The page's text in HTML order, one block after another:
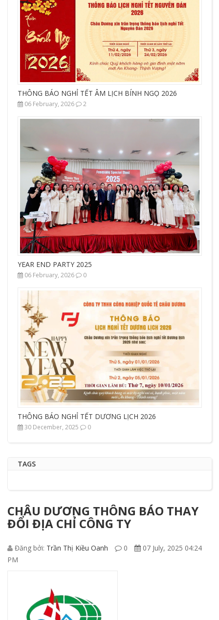
THÔNG BÁO NGHỈ TẾT ÂM LỊCH BÍNH NGỌ 2026
06 February, 2026 2
YEAR END PARTY 2025
06 February, 2026 0
THÔNG BÁO NGHỈ TẾT DƯƠNG LỊCH 2026
30 December, 2025 0
TAGS
CHÂU DƯƠNG THÔNG BÁO THAY
ĐỔI ĐỊA CHỈ CÔNG TY
Đăng bởi: Trần Thị Kiều Oanh 0
07 July, 2025 04:24
PM